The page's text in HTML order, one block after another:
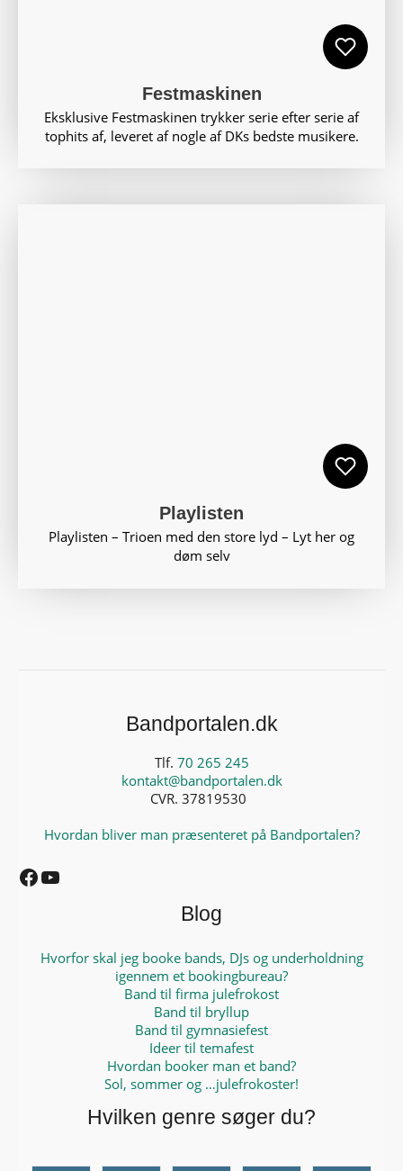
Festmaskinen
Eksklusive Festmaskinen trykker serie efter serie af
tophits af, leveret af nogle af DKs bedste musikere.
Playlisten
Playlisten – Trioen med den store lyd – Lyt her og
døm selv
Bandportalen.dk
Tlf. 70 265 245
kontakt@bandportalen.dk
CVR. 37819530
Hvordan bliver man præsenteret på Bandportalen?
Facebook
Blog
Hvorfor skal jeg booke bands, DJs og underholdning
igennem et bookingbureau?
Band til firma julefrokost
Band til bryllup
Band til gymnasiefest
Ideer til temafest
Hvordan booker man et band?
Sol, sommer og …julefrokoster!
Hvilken genre søger du?